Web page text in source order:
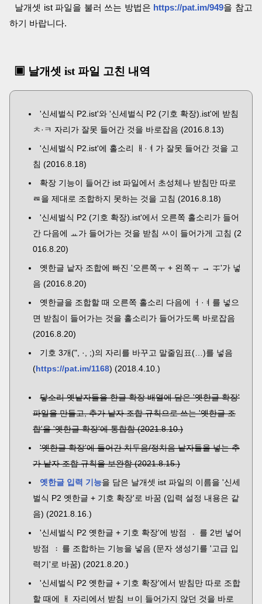
날개셋 ist 파일을 불러 쓰는 방법은 https://pat.im/949을 참고
하기 바랍니다.
▣ 날개셋 ist 파일 고친 내역
'신세벌식 P2.ist'와 '신세벌식 P2 (기호 확장).ist'에 받침
ㅊ·ㅋ 자리가 잘못 들어간 것을 바로잡음 (2016.8.13)
'신세벌식 P2.ist'에 홀소리 ㅐ·ㅕ가 잘못 들어간 것을 고
침 (2016.8.18)
확장 기능이 들어간 ist 파일에서 초성체나 받침만 따로
ㄿ을 제대로 조합하지 못하는 것을 고침 (2016.8.18)
'신세벌식 P2 (기호 확장).ist'에서 오른쪽 홀소리가 들어
간 다음에 ㅛ가 들어가는 것을 받침 ㅆ이 들어가게 고침 (2
016.8.20)
옛한글 낱자 조합에 빠진 '오른쪽ㅜ + 왼쪽ㅜ → ᆍ'가 넣
음 (2016.8.20)
옛한글을 조합할 때 오른쪽 홀소리 다음에 ㅓ·ㅕ를 넣으
면 받침이 들어가는 것을 홀소리가 들어가도록 바로잡음
(2016.8.20)
기호 3개(", ·, ;)의 자리를 바꾸고 말줄임표(…)를 넣음
(https://pat.im/1168) (2018.4.10.)
닿소리 옛낱자들을 한글 확장 배열에 담은 '옛한글 확장'
파일을 만들고, 추가 낱자 조합 규칙으로 쓰는 '옛한글 조
합'을 '옛한글 확장'에 통합함 (2021.8.10.)
'옛한글 확장'에 들어간 치두음/정치음 낱자들을 넣는 추
가 낱자 조합 규칙을 보완함 (2021.8.15.)
옛한글 입력 기능을 담은 날개셋 ist 파일의 이름을 '신세
벌식 P2 옛한글 + 기호 확장'로 바꿈 (입력 설정 내용은 같
음) (2021.8.16.)
'신세벌식 P2 옛한글 + 기호 확장'에 방점 〮를 2번 넣어
방점 〯를 조합하는 기능을 넣음 (문자 생성기를 '고급 입
력기'로 바꿈) (2021.8.20.)
'신세벌식 P2 옛한글 + 기호 확장'에서 받침만 따로 조합
할 때에 ㅐ 자리에서 받침 ㅂ이 들어가지 않던 것을 바로